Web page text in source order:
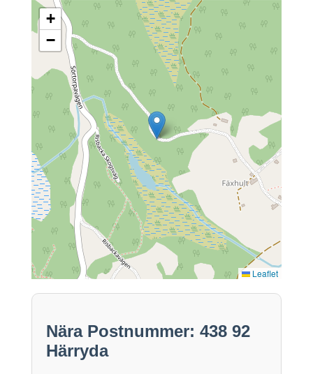
+
−
Leaflet
Nära Postnummer: 438 92
Härryda